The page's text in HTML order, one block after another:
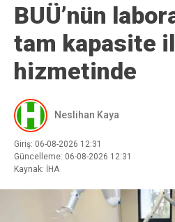
BUÜ’nün
tam kapasite
hizmetinde
Neslihan Kaya
Giriş: 06-08-2026 12:31
Güncelleme: 06-08-2026 12:31
Kaynak: İHA